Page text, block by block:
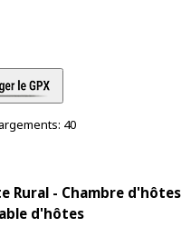
40
Rural - Chambre d'hôtes
d'hôtes